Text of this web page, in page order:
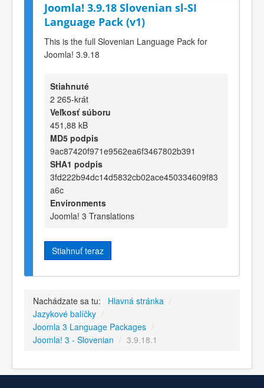
Joomla! 3.9.18 Slovenian sl-SI
Language Pack (v1)
This is the full Slovenian Language Pack for
Joomla! 3.9.18
Stiahnuté
2 265-krát
Veľkosť súboru
451,88 kB
MD5 podpis
9ac87420f971e9562ea6f3467802b391
SHA1 podpis
3fd222b94dc14d5832cb02ace450334609f83
a6c
Environments
Joomla! 3 Translations
Stiahnuť teraz
Nachádzate sa tu: Hlavná stránka /
Jazykové balíčky /
Joomla 3 Language Packages /
Joomla! 3 - Slovenian / 3.9.18.1